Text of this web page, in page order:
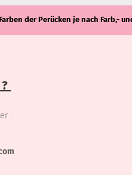
der Perücken je nach
: